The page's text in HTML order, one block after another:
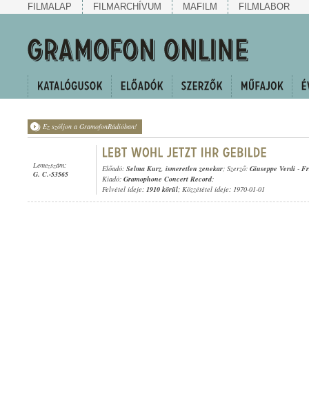
FILMALAP FILMARCHÍVUM MAFILM FILMLABOR
Ez szóljon a GramofonRádióban!
Lemezszám:
G. C.-53565
Előadó: Selma Kurz, ismeretlen zenekar; Szerző: Giuseppe Verdi -
Kiadó: Gramophone Concert Record;
Felvétel ideje: 1910 körül; Közzététel ideje: 1970-01-01